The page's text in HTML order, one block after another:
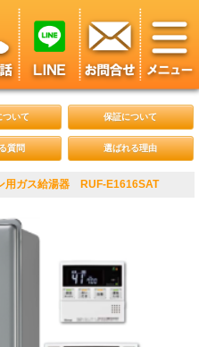
ついて 保証について
質問 選ばれる理由
用ガス給湯器 RUF-E1616SAT